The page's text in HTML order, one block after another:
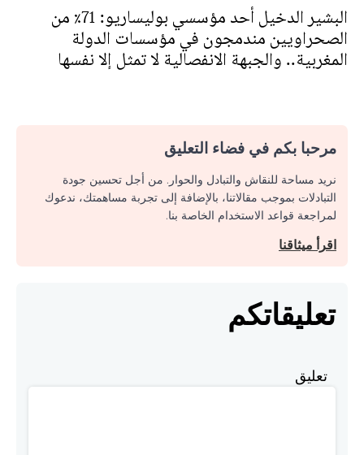
البشير الدخيل أحد مؤسسي بوليساريو: 71٪ من
الصحراويين مندمجون في مؤسسات الدولة
المغربية.. والجبهة الانفصالية لا تمثل إلا نفسها
مرحبا بكم في فضاء التعليق
نريد مساحة للنقاش والتبادل والحوار. من أجل تحسين جودة
التبادلات بموجب مقالاتنا، بالإضافة إلى تجربة مساهمتك، ندعوك
لمراجعة قواعد الاستخدام الخاصة بنا.
اقرأ ميثاقنا
تعليقاتكم
تعليق